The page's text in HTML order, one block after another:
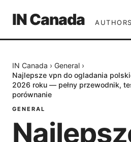
IN Canada AUTHORS
IN Canada › General ›
Najlepsze vpn do ogladania
2026 roku — pełny przewodnik,
porównanie
GENERAL